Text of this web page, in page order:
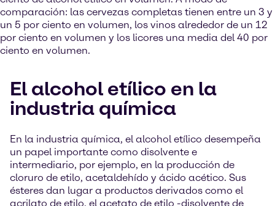
comparación: las cervezas completas tienen entre un 3 y
un 5 por ciento en volumen, los vinos alrededor de un 12
por ciento en volumen y los licores una media del 40 por
ciento en volumen.
El alcohol etílico en la
industria química
En la industria química, el alcohol etílico desempeña
un papel importante como disolvente e
intermediario, por ejemplo, en la producción de
cloruro de etilo, acetaldehído y ácido acético. Sus
ésteres dan lugar a productos derivados como el
acrilato de etilo, el acetato de etilo -disolvente de